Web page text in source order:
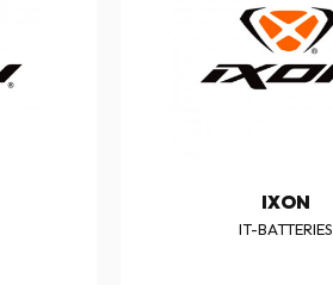
IXON
IT-BATTERIES